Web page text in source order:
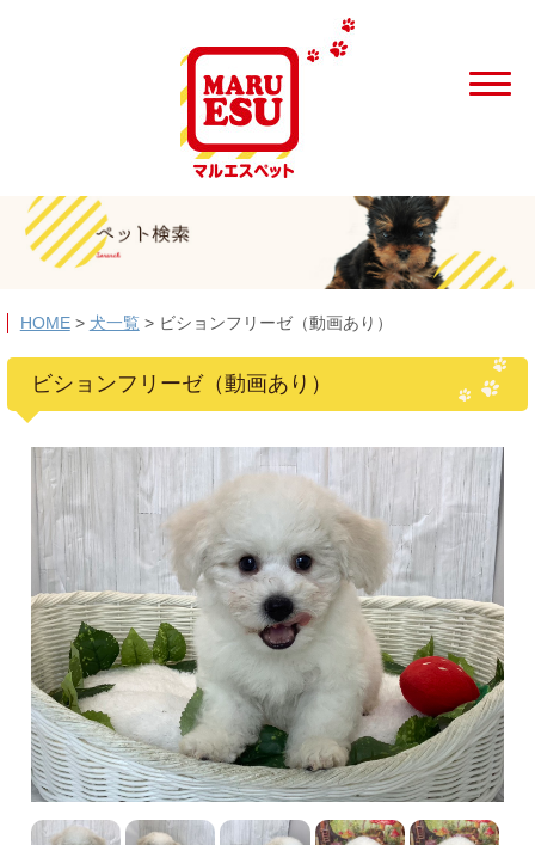
HOME> 犬一覧 > ビションフリーゼ（動画あり）
ビションフリーゼ（動画あり）